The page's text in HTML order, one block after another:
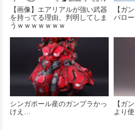
【画像】エアリアルが強い武器
を持ってる理由、判明してしま
うｗｗｗｗｗｗｗ
【ガ
パロ
シンガポール産のガンプラかっ
けえ…
【ガ
より